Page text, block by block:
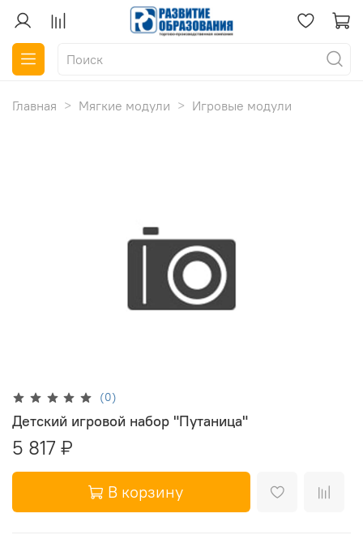
Главная Мягкие модули Игровые модули
(0)
Детский игровой набор "Путаница"
5 817 ₽
В корзину